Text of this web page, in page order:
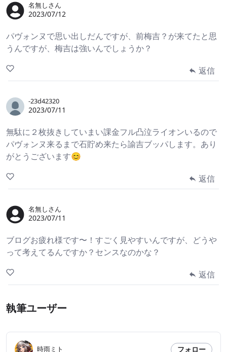
名無しさん
2023/07/12
パヴォンヌで思い出しだんですが、前梅吉？が来てたと思
うんですが、梅吉は強いんでしょうか？
返信
-23d42320
2023/07/11
無駄に２枚抜きしていまい課金フル凸泣ライオンいるので
パヴォンヌ来るまで石貯め来たら諭吉ブッパします。あり
がとうございます😊
返信
名無しさん
2023/07/11
ブログお疲れ様です〜！すごく見やすいんですが、どうや
って考えてるんですか？センスなのかな？
返信
執筆ユーザー
時雨ミト フォロー